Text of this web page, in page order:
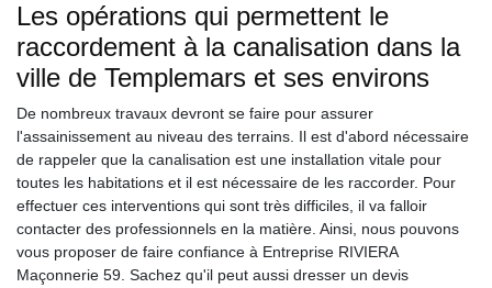
Les opérations qui permettent le
raccordement à la canalisation dans la
ville de Templemars et ses environs
De nombreux travaux devront se faire pour assurer
l'assainissement au niveau des terrains. Il est d'abord nécessaire
de rappeler que la canalisation est une installation vitale pour
toutes les habitations et il est nécessaire de les raccorder. Pour
effectuer ces interventions qui sont très difficiles, il va falloir
contacter des professionnels en la matière. Ainsi, nous pouvons
vous proposer de faire confiance à Entreprise RIVIERA
Maçonnerie 59. Sachez qu'il peut aussi dresser un devis